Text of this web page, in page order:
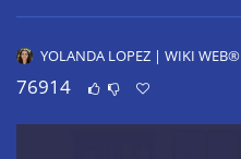
YOLANDA LOPEZ | WIKI WEB®
76914